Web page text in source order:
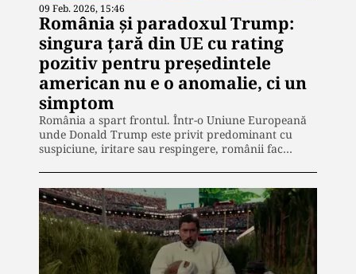
09 Feb. 2026, 15:46
România și paradoxul Trump:
singura țară din UE cu rating
pozitiv pentru președintele
american nu e o anomalie, ci un
simptom
România a spart frontul. Într-o Uniune Europeană
unde Donald Trump este privit predominant cu
suspiciune, iritare sau respingere, românii fac…